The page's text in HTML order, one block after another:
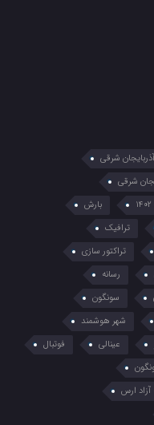
آذربایجان شرقی
شرقی
بارش
ترافیک
تراکتور سازی
رسانه
سونگون
شهر هوشمند
عینالی
فوتبال
آزاد ارس